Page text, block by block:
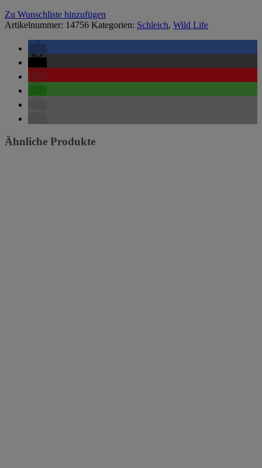
Zu Wunschliste hinzufügen
Artikelnummer: 14756 Kategorien: Schleich, Wild Life
Ähnliche Produkte